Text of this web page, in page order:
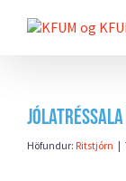
beint
Jólatréssala
Höfundur: Ritstjórn |